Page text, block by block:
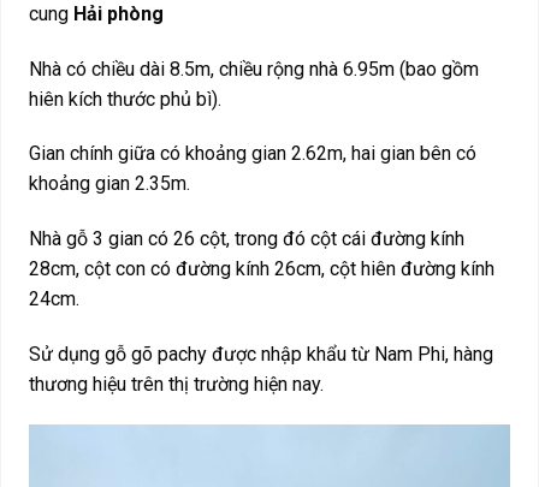
cung Hải phòng
Nhà có chiều dài 8.5m, chiều rộng nhà 6.95m (bao gồm
hiên kích thước phủ bì).
Gian chính giữa có khoảng gian 2.62m, hai gian bên có
khoảng gian 2.35m.
Nhà gỗ 3 gian có 26 cột, trong đó cột cái đường kính
28cm, cột con có đường kính 26cm, cột hiên đường kính
24cm.
Sử dụng gỗ gõ pachy được nhập khẩu từ Nam Phi, hàng
thương hiệu trên thị trường hiện nay.